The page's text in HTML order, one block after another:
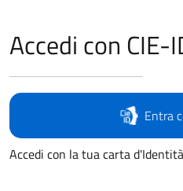
Accedi con CIE-
Entra
Accedi con la tua carta